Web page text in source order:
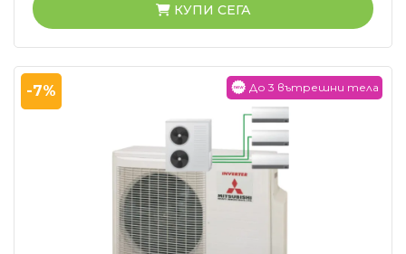
КУПИ СЕГА
-7% До 3 вътрешни тела